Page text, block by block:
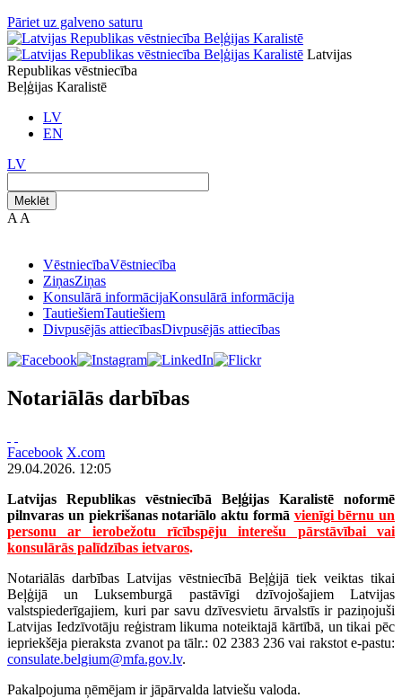
Pāriet uz galveno saturu
Latvijas
Republikas vēstniecība
Beļģijas Karalistē
LV
EN
LV
Meklēt
A A
VēstniecībaVēstniecība
ZiņasZiņas
Konsulārā informācijaKonsulārā informācija
TautiešiemTautiešiem
Divpusējās attiecībasDivpusējās attiecības
Notariālās darbības
Facebook X.com
29.04.2026. 12:05
Latvijas Republikas vēstniecībā Beļģijas Karalistē noformē
pilnvaras un piekrišanas notariālo aktu formā vienīgi bērnu un
personu ar ierobežotu rīcībspēju interešu pārstāvībai vai
konsulārās palīdzības ietvaros.
Notariālās darbības Latvijas vēstniecībā Beļģijā tiek veiktas tikai
Beļģijā un Luksemburgā pastāvīgi dzīvojošajiem Latvijas
valstspiederīgajiem, kuri par savu dzīvesvietu ārvalstīs ir paziņojuši
Latvijas Iedzīvotāju reģistram likuma noteiktajā kārtībā, un tikai pēc
iepriekšēja pieraksta zvanot pa tālr.: 02 2383 236 vai rakstot e-pastu:
consulate.belgium@mfa.gov.lv.
Pakalpojuma ņēmējam ir jāpārvalda latviešu valoda.